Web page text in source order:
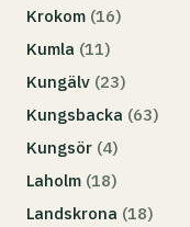
Krokom (16)
Kumla (11)
Kungälv (23)
Kungsbacka (63)
Kungsör (4)
Laholm (18)
Landskrona (18)